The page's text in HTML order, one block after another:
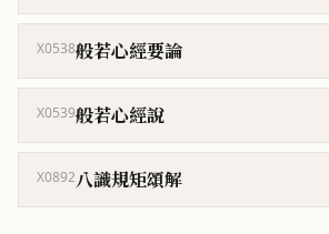
X0538般若心經要論
X0539般若心經說
X0892八識規矩頌解